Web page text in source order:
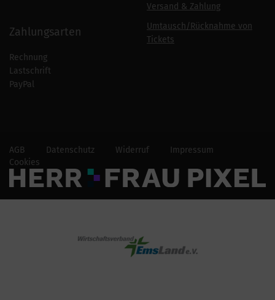
Zahlungsarten
Rechnung
Lastschrift
PayPal
Versand & Zahlung
Umtausch/Rücknahme von
Tickets
AGB Datenschutz Widerruf
Impressum
Cookies